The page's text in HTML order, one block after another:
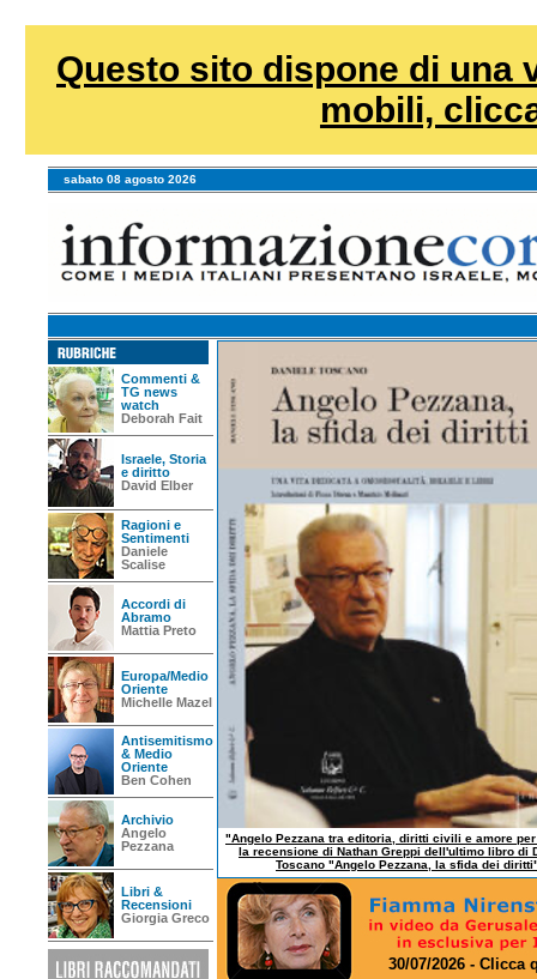
Questo sito dispone di una
mobili,
sabato 08 agosto 2026
Commenti &
TG news
watch
Deborah Fait
Israele, Storia
e diritto
David Elber
Ragioni e
Sentimenti
Daniele
Scalise
Accordi di
Abramo
Mattia Preto
Europa/Medio
Oriente
Michelle Mazel
Antisemitismo
& Medio
Oriente
Ben Cohen
Archivio
Angelo
Pezzana
Libri &
Recensioni
Giorgia Greco
"Angelo Pezzana tra editoria, diritti civili e amore
la recensione di Nathan Greppi dell'ultimo libro di
Toscano "Angelo Pezzana, la sfida dei
30/07/2026 - Clicca